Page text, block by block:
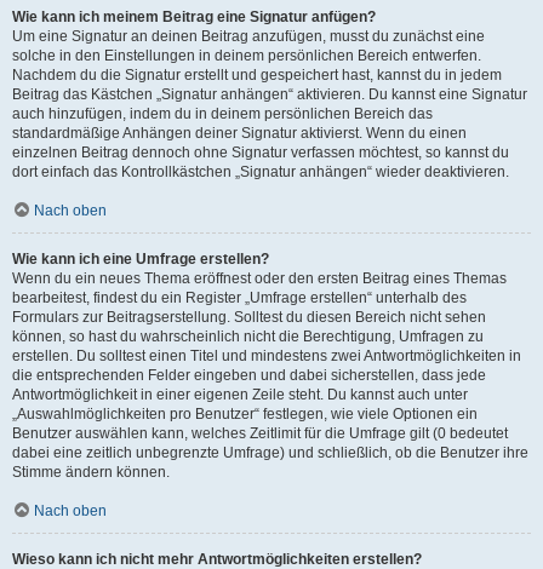
Wie kann ich meinem Beitrag eine Signatur anfügen?
Um eine Signatur an deinen Beitrag anzufügen, musst du zunächst eine
solche in den Einstellungen in deinem persönlichen Bereich entwerfen.
Nachdem du die Signatur erstellt und gespeichert hast, kannst du in jedem
Beitrag das Kästchen „Signatur anhängen“ aktivieren. Du kannst eine Signatur
auch hinzufügen, indem du in deinem persönlichen Bereich das
standardmäßige Anhängen deiner Signatur aktivierst. Wenn du einen
einzelnen Beitrag dennoch ohne Signatur verfassen möchtest, so kannst du
dort einfach das Kontrollkästchen „Signatur anhängen“ wieder deaktivieren.
Nach oben
Wie kann ich eine Umfrage erstellen?
Wenn du ein neues Thema eröffnest oder den ersten Beitrag eines Themas
bearbeitest, findest du ein Register „Umfrage erstellen“ unterhalb des
Formulars zur Beitragserstellung. Solltest du diesen Bereich nicht sehen
können, so hast du wahrscheinlich nicht die Berechtigung, Umfragen zu
erstellen. Du solltest einen Titel und mindestens zwei Antwortmöglichkeiten in
die entsprechenden Felder eingeben und dabei sicherstellen, dass jede
Antwortmöglichkeit in einer eigenen Zeile steht. Du kannst auch unter
„Auswahlmöglichkeiten pro Benutzer“ festlegen, wie viele Optionen ein
Benutzer auswählen kann, welches Zeitlimit für die Umfrage gilt (0 bedeutet
dabei eine zeitlich unbegrenzte Umfrage) und schließlich, ob die Benutzer ihre
Stimme ändern können.
Nach oben
Wieso kann ich nicht mehr Antwortmöglichkeiten erstellen?